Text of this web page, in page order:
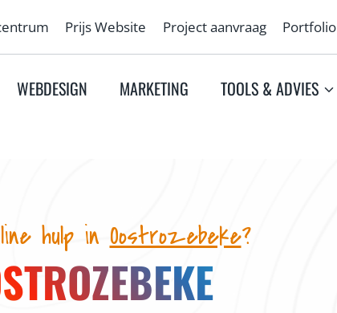
Prijs Website Project aanvraag Portfolio
WEBDESIGN MARKETING TOOLS & ADVIES
hulp inOostrozebeke?